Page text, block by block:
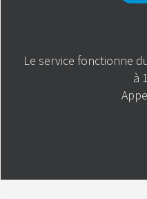
Le service fonctionne
à